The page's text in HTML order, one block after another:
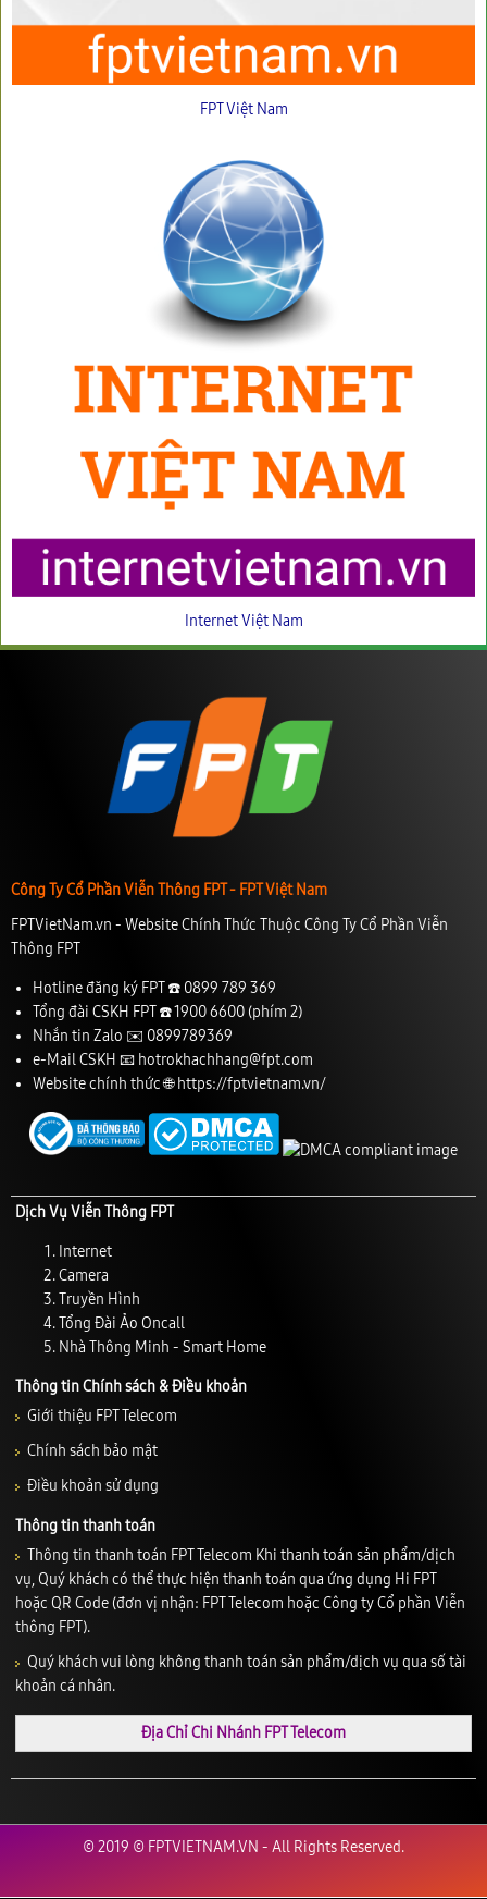
FPT Việt Nam
Internet Việt Nam
Công Ty Cổ Phần Viễn Thông FPT - FPT Việt Nam
FPTVietNam.vn - Website Chính Thức Thuộc Công Ty Cổ Phần Viễn
Thông FPT
Hotline đăng ký FPT ☎️ 0899 789 369
Tổng đài CSKH FPT ☎️1900 6600(phím 2)
Nhắn tin Zalo ✉️ 0899789369
e-Mail CSKH 📧 hotrokhachhang@fpt.com
Website chính thức 🌐 https://fptvietnam.vn/
Dịch Vụ Viễn Thông FPT
Internet
Camera
Truyền Hình
Tổng Đài Ảo Oncall
Nhà Thông Minh - Smart Home
Thông tin Chính sách & Điều khoản
Giới thiệu FPT Telecom
Chính sách bảo mật
Điều khoản sử dụng
Thông tin thanh toán
Thông tin thanh toán FPT Telecom Khi thanh toán sản phẩm/dịch
vụ, Quý khách có thể thực hiện thanh toán qua ứng dụng Hi FPT
hoặc QR Code (đơn vị nhận: FPT Telecom hoặc Công ty Cổ phần Viễn
thông FPT).
Quý khách vui lòng không thanh toán sản phẩm/dịch vụ qua số tài
khoản cá nhân.
Địa Chỉ Chi Nhánh FPT Telecom
© 2019 © FPTVIETNAM.VN - All Rights Reserved.